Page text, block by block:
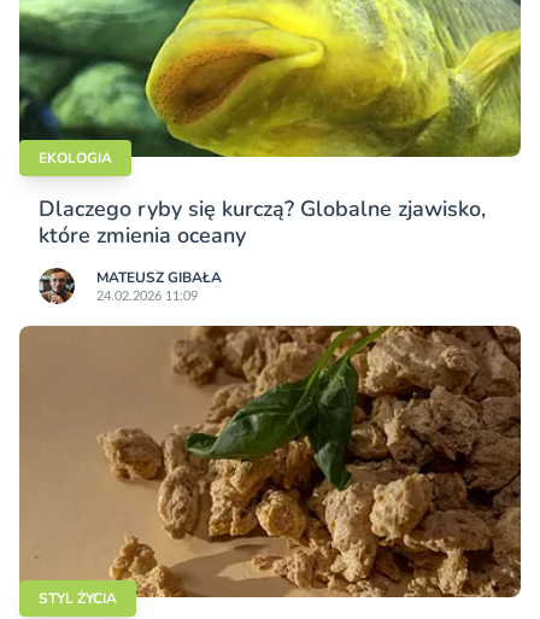
EKOLOGIA
Dlaczego ryby się kurczą? Globalne zjawisko,
które zmienia oceany
MATEUSZ GIBAŁA
24.02.2026 11:09
STYL ŻYCIA